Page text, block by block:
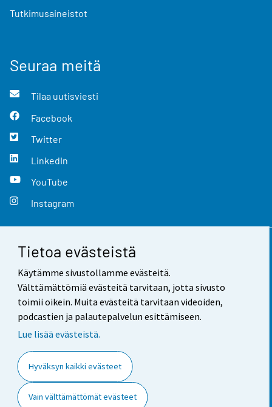
Tietoa evästeistä
Käytämme sivustollamme evästeitä.
Välttämättömiä evästeitä tarvitaan, jotta sivusto
toimii oikein. Muita evästeitä tarvitaan videoiden,
podcastien ja palautepalvelun esittämiseen.
Lue lisää evästeistä.
Hyväksyn kaikki evästeet
Vain välttämättömät evästeet
Tutkimusaineistot
Seuraa meitä
Tilaa uutisviesti
Facebook
Twitter
LinkedIn
YouTube
Instagram
Yhteystiedot
Palaute
Käyttöehdot
Saavutettavuus
Tietoa sivustosta
Evästeasetukset